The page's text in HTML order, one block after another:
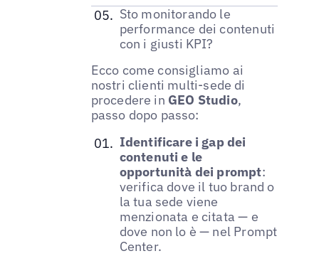
Sto monitorando le
performance dei contenuti
con i giusti KPI?
Ecco come consigliamo ai
nostri clienti multi-sede di
procedere in GEO Studio,
passo dopo passo:
Identificare i gap dei
contenuti e le
opportunità dei prompt:
verifica dove il tuo brand o
la tua sede viene
menzionata e citata — e
dove non lo è — nel Prompt
Center.